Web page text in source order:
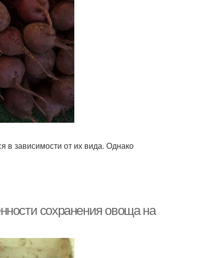
в зависимости от их вида. Однако
сохранения овоща на